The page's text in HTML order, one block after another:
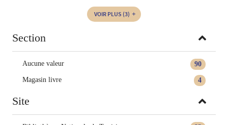
VOIR PLUS (3)
Section
90
Aucune valeur
4
Magasin livre
Site